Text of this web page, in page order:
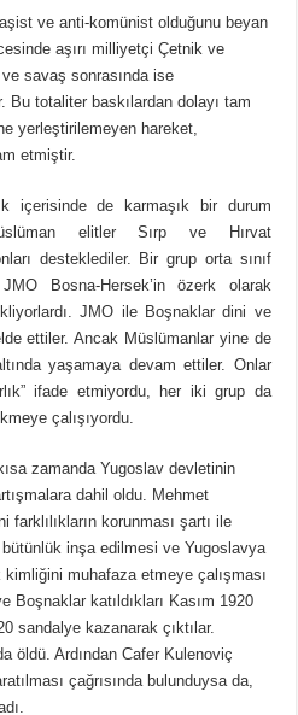
ve anti-komünist olduğunu beyan
aşırı milliyetçi Çetnik ve
savaş sonrasında ise
Bu totaliter baskılardan dolayı tam
yerleştirilemeyen hareket,
etmiştir.
içerisinde de karmaşık bir durum
elitler Sırp ve Hırvat
desteklediler. Bir grup orta sınıf
Bosna-Hersek’in özerk olarak
JMO ile Boşnaklar dini ve
ettiler. Ancak Müslümanlar yine de
yaşamaya devam ettiler. Onlar
ifade etmiyordu, her iki grup da
çalışıyordu.
zamanda Yugoslav devletinin
dahil oldu. Mehmet
farklılıkların korunması şartı ile
inşa edilmesi ve Yugoslavya
muhafaza etmeye çalışması
Boşnaklar katıldıkları Kasım 1920
sandalye kazanarak çıktılar.
öldü. Ardından Cafer Kulenoviç
çağrısında bulunduysa da,